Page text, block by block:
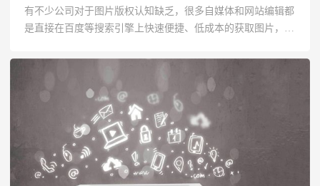
有不少公司对于图片版权认知缺乏，很多自媒体和网站编辑都
是直接在百度等搜索引擎上快速便捷、低成本的获取图片，但
大量的侵权行为，